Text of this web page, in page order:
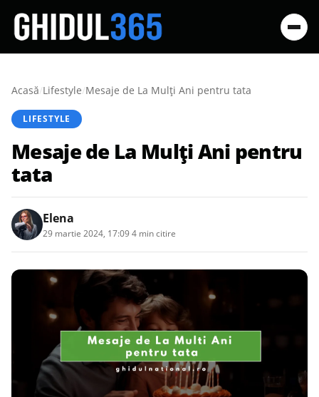
Acasă/Lifestyle/Mesaje de La Mulți Ani pentru tata
LIFESTYLE
Mesaje de La Mulți Ani pentru
tata
Elena
29 martie 2024, 17:094 min citire